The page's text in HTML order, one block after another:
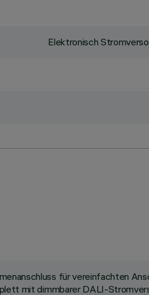
Elektronisch
für vereinfachten
mit dimmbarer DALI-